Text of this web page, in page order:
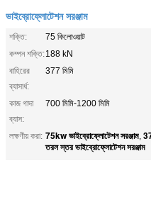
ভাইব্রোফ্লোটেশন সরঞ্জাম
শক্তি:
75 কিলোওয়াট
কম্পন শক্তি:188 kN
বাহিরের
ব্যাসার্ধ:
377 মিমি
কাজ গাদা
ব্যাস:
700 মিমি-1200 মিমি
লক্ষণীয় করা: 75kw ভাইব্রোফ্লোটেশন সরঞ্জাম,
তরল স্তর ভাইব্রোফ্লোটেশন সরঞ্জাম